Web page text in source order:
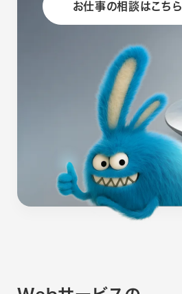
お仕事の相談はこちら